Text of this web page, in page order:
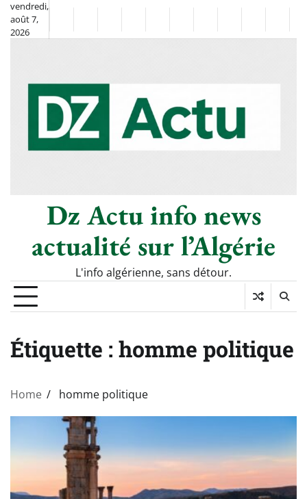
Skip
content
vendredi,
août 7,
2026
FlashSportclasséDiasporaChronique
Le
Thé
SociétéCultureMondeÉconomie
Tech
Dz Actu info news
actualité sur l’Algérie
L'info algérienne, sans détour.
Étiquette : homme politique
Home homme politique